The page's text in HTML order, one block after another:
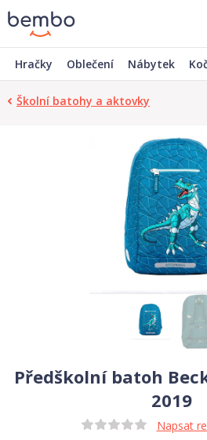
Hračky Oblečení Nábytek
Školní batohy a aktovky
Předškolní batoh
2019
Napsat